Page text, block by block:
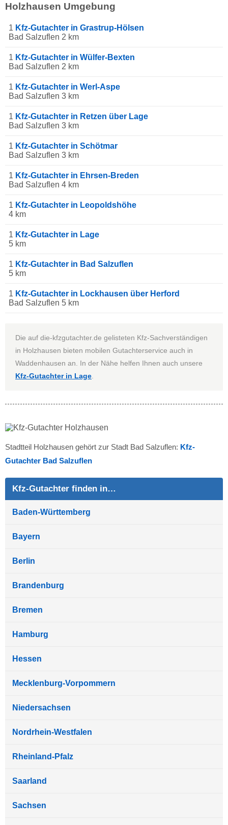
Holzhausen Umgebung
1 Kfz-Gutachter in Grastrup-Hölsen
Bad Salzuflen 2 km
1 Kfz-Gutachter in Wülfer-Bexten
Bad Salzuflen 2 km
1 Kfz-Gutachter in Werl-Aspe
Bad Salzuflen 3 km
1 Kfz-Gutachter in Retzen über Lage
Bad Salzuflen 3 km
1 Kfz-Gutachter in Schötmar
Bad Salzuflen 3 km
1 Kfz-Gutachter in Ehrsen-Breden
Bad Salzuflen 4 km
1 Kfz-Gutachter in Leopoldshöhe
4 km
1 Kfz-Gutachter in Lage
5 km
1 Kfz-Gutachter in Bad Salzuflen
5 km
1 Kfz-Gutachter in Lockhausen über Herford
Bad Salzuflen 5 km
Die auf die-kfzgutachter.de gelisteten Kfz-Sachverständigen
in Holzhausen bieten mobilen Gutachterservice auch in
Waddenhausen an. In der Nähe helfen Ihnen auch unsere
Kfz-Gutachter in Lage.
Stadtteil Holzhausen gehört zur Stadt Bad Salzuflen: Kfz-
Gutachter Bad Salzuflen
Kfz-Gutachter finden in…
Baden-Württemberg
Bayern
Berlin
Brandenburg
Bremen
Hamburg
Hessen
Mecklenburg-Vorpommern
Niedersachsen
Nordrhein-Westfalen
Rheinland-Pfalz
Saarland
Sachsen